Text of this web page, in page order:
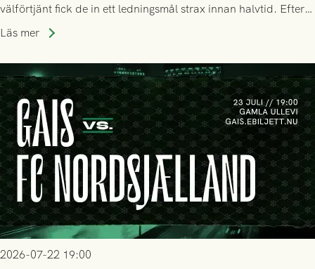
välförtjänt fick de in ett ledningsmål strax innan halvtid. Efter
halvtidsvilan sjönk tempot när Nordsjälland tilläts ha mer av
seger! Matchfoto: Mikael Josefsson & Lasse Ekström
Läs mer
2026-07-22 19:00